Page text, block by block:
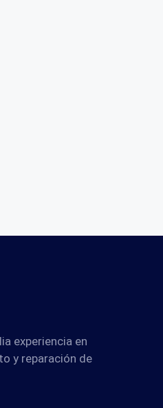
experiencia en
y reparación de